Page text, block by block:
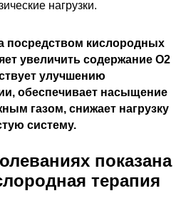
нагрузки.
посредством кислородных
увеличить содержание О2
улучшению
обеспечивает насыщение
газом, снижает нагрузку
систему.
показана
терапия